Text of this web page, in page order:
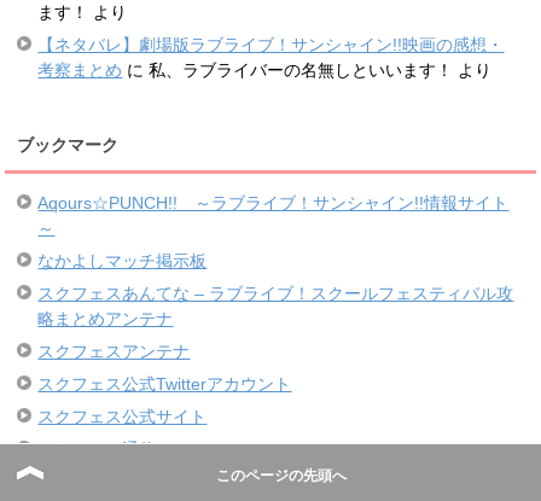
ます！
より
【ネタバレ】劇場版ラブライブ！サンシャイン!!映画の感想・
考察まとめ に私、ラブライバーの名無しといいます！ より
ブックマーク
Aqours☆PUNCH!! ～ラブライブ！サンシャイン!!情報サイト
～
なかよしマッチ掲示板
スクフェスあんてな – ラブライブ！スクールフェスティバル攻
略まとめアンテナ
スクフェスアンテナ
スクフェス公式Twitterアカウント
スクフェス公式サイト
スクフェス通信
ツムツム攻略サイト
このページの先頭へ